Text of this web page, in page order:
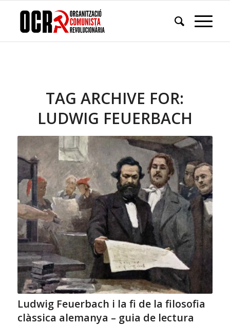
TAG ARCHIVE FOR:
LUDWIG FEUERBACH
Ludwig Feuerbach i la fi de la filosofia
clàssica alemanya – guia de lectura